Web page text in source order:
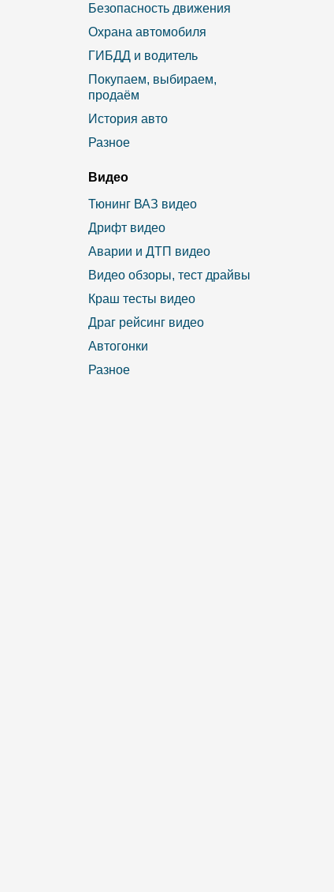
Безопасность движения
Охрана автомобиля
ГИБДД и водитель
Покупаем, выбираем,
продаём
История авто
Разное
Видео
Тюнинг ВАЗ видео
Дрифт видео
Аварии и ДТП видео
Видео обзоры, тест драйвы
Краш тесты видео
Драг рейсинг видео
Автогонки
Разное